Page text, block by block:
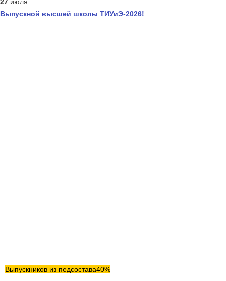
Выпускной высшей школы ТИУиЭ-2026!
Выпускников из педсостава40%